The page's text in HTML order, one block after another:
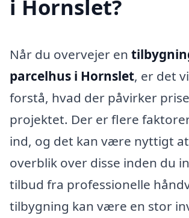
i Hornslet?
Når du overvejer en
parcelhus i Hornslet, er det
forstå, hvad der påvirker
projektet. Der er flere
ind, og det kan være nyttigt
overblik over disse inden du
tilbud fra professionelle
tilbygning kan være en stor